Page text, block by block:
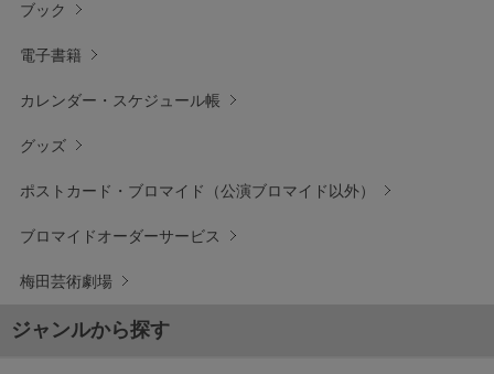
ブック
電子書籍
カレンダー・スケジュール帳
グッズ
ポストカード・ブロマイド（公演ブロマイド以外）
ブロマイドオーダーサービス
梅田芸術劇場
ジャンルから探す